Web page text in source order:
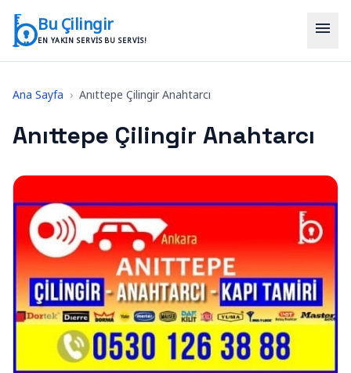
Bu Çilingir
EN YAKIN SERVIS BU SERVIS!
menu
Ana Sayfa › Anıttepe Çilingir Anahtarcı
Anıttepe Çilingir Anahtarcı